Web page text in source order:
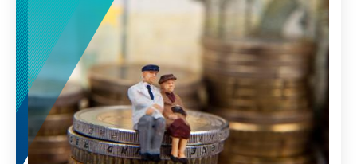
oder Anwohnerinnen und Anwohner ins Visier.
Hat sich die Szene verändert? Wie sollten
Staat und Zivilgesellschaft auf die
Gewalteskalation reagieren?